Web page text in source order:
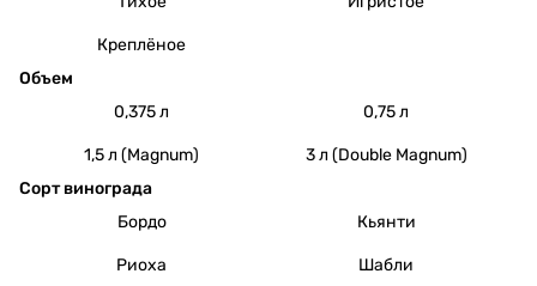
Креплёное
Объем
0,375 л
0,75 л
1,5 л (Magnum)
3 л (Double Magnum)
Сорт винограда
Бордо
Кьянти
Риоха Шабли